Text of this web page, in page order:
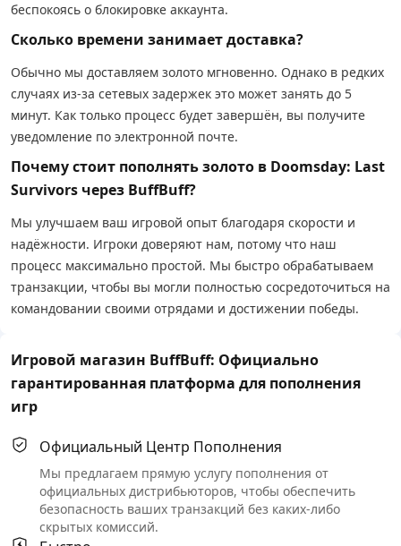
беспокоясь о блокировке аккаунта.
Сколько времени занимает доставка?
Обычно мы доставляем золото мгновенно. Однако в редких
случаях из-за сетевых задержек это может занять до 5
минут. Как только процесс будет завершён, вы получите
уведомление по электронной почте.
Почему стоит пополнять золото в Doomsday: Last
Survivors через BuffBuff?
Мы улучшаем ваш игровой опыт благодаря скорости и
надёжности. Игроки доверяют нам, потому что наш
процесс максимально простой. Мы быстро обрабатываем
транзакции, чтобы вы могли полностью сосредоточиться на
командовании своими отрядами и достижении победы.
Игровой магазин BuffBuff: Официально
гарантированная платформа для пополнения
игр
Официальный Центр Пополнения
Мы предлагаем прямую услугу пополнения от
официальных дистрибьюторов, чтобы обеспечить
безопасность ваших транзакций без каких-либо
скрытых комиссий.